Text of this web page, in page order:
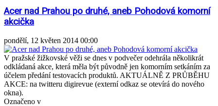
Acer nad Prahou po druhé, aneb Pohodová komorní
akcička
pondělí, 12 květen 2014 00:00
V pražské žižkovské věži se dnes v podvečer odehrála několikrát
odkládaná akce, která měla být původně jen komorním setkáním za
účelem předání testovacích produktů. AKTUÁLNĚ Z PRŮBĚHU
AKCE: na twitteru digirevue (externí odkaz se otevírá do nového
okna).
Označeno v